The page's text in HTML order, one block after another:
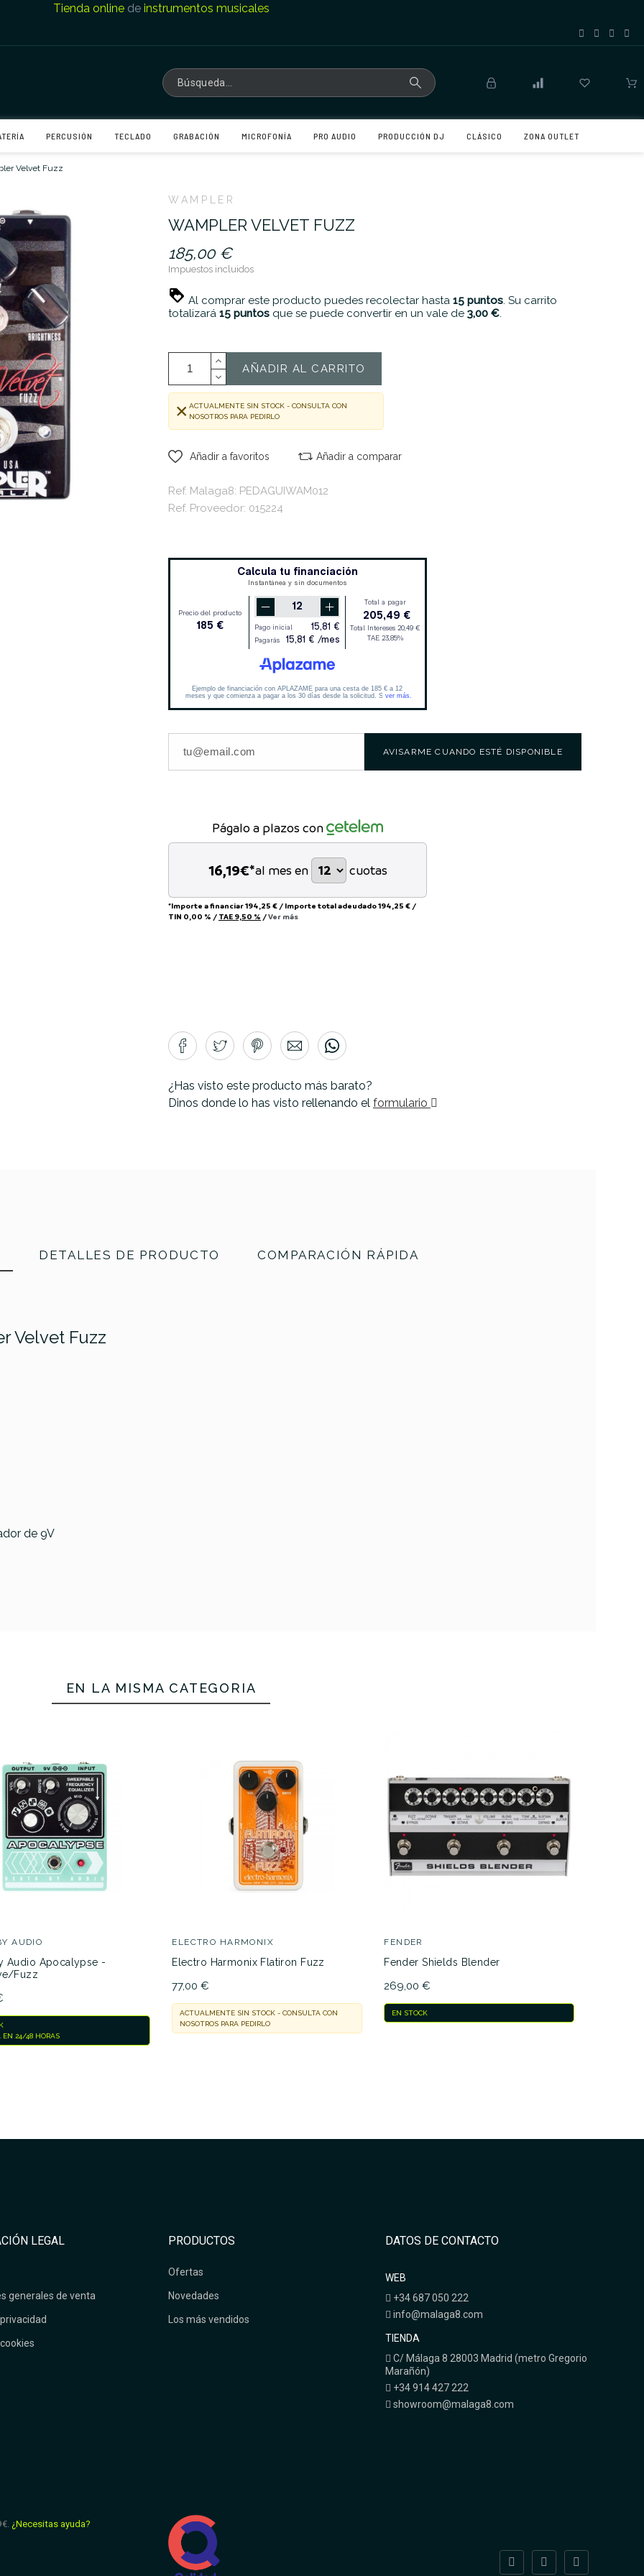
Tienda onlinede instrumentos musicales
PERCUSIÓN TECLADO GRABACIÓN MICROFONÍA PRO AUDIO PRODUCCIÓN DJ CLÁSICO ZONA OUTLET
Velvet Fuzz
WAMPLER
WAMPLER VELVET FUZZ
185,00 €
Impuestos incluidos
Al comprar este producto puedes recolectar hasta 15 puntos. Su carrito
totalizará 15 puntos que se puede convertir en un vale de 3,00 €.
AÑADIR AL CARRITO
ACTUALMENTE SIN STOCK - CONSULTA CON
NOSOTROS PARA PEDIRLO
Añadir a favoritos Añadir a comparar
Ref. Malaga8: PEDAGUIWAM012
Ref. Proveedor: 015224
AVISARME CUANDO ESTÉ DISPONIBLE
Págalo a plazos con
16,19€*al mes en cuotas
*Importe a financiar194,25 € / Importe total adeudado194,25 € /
TIN 0,00 % / TAE 9,50 % /Ver más
¿Has visto este producto más barato?
Dinos donde lo has visto rellenando el formulario
DETALLES DE PRODUCTO COMPARACIÓN RÁPIDA
Velvet Fuzz
de 9VDistortion
196,00 € 194,00 €
EN LA MISMA CATEGORÍA
AUDIO
Audio Apocalypse -
Fuzz
EN 24/48 HORAS
ELECTRO HARMONIX
Electro Harmonix Flatiron Fuzz
77,00 €
ACTUALMENTE SIN STOCK - CONSULTA CON
NOSOTROS PARA PEDIRLO
FENDER
Fender Shields Blender
269,00 €
EN STOCK
LEGAL
generales de venta
PRODUCTOS
Ofertas
Novedades
Los más vendidos
DATOS DE CONTACTO
WEB
+34 687 050 222
info@malaga8.com
TIENDA
C/ Málaga 8 28003 Madrid (metro Gregorio
Marañón)
+34 914 427 222
showroom@malaga8.com
¿Necesitas ayuda?